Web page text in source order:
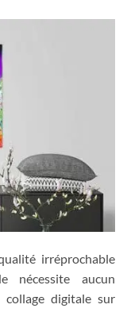
irréprochable
nécessite aucun
collage digitale sur